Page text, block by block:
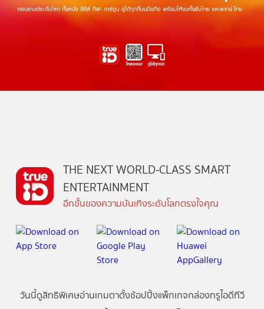
THE NEXT WORLD-CLASS SMART
ENTERTAINMENT
อีกขั้นของความบันเทิงระดับโลกตรงใจคุณ
วันนี้ดูสิทธิพิเศษอ่านเกมตาตั้งช้อปปิ้งแพ็กเกจกล่องทรูไอดีทีวี